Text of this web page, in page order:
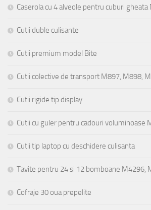
Caserola cu 4 alveole pentru cuburi
Cutii duble culisante
Cutii premium model Bite
Cutii colective de transport M897, M898,
Cutii rigide tip display
Cutii cu guler pentru cadouri voluminoase
Cutii tip laptop cu deschidere culisanta
Tavite pentru 24 si 12 bomboane M4296,
Cofraje 30 oua prepelite